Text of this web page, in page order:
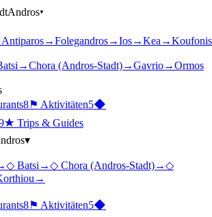
Andros▾
Antiparos→Folegandros→Ios→Kea →
→Chora (Andros-Stadt)→Gavrio→Ormos
8⚑ Aktivitäten5◆
★ Trips & Guides
▾
◇ Batsi →◇ Chora (Andros-Stadt)→◇
→
8⚑ Aktivitäten5◆